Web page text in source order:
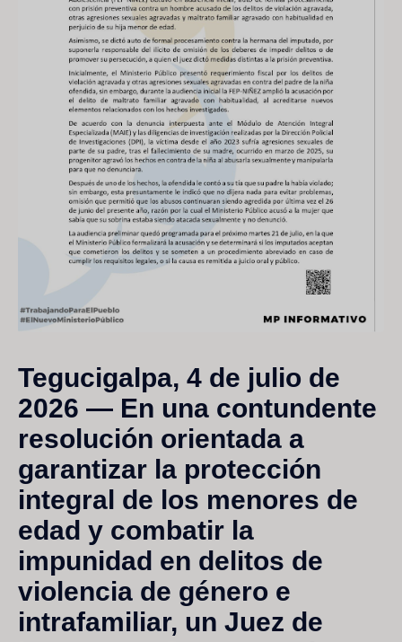
Tegucigalpa, 4 de julio de
2026 — En una contundente
resolución orientada a
garantizar la protección
integral de los menores de
edad y combatir la
impunidad en delitos de
violencia de género e
intrafamiliar, un Juez de